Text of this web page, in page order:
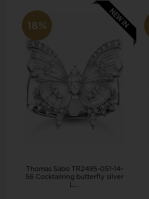
18%
Thomas Sabo TR2495-051-14-
56 Cocktailring butterfly silver
L...